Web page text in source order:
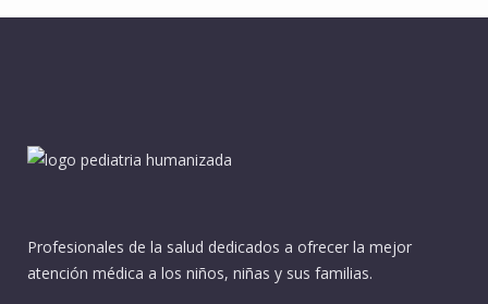
Profesionales de la salud dedicados a ofrecer la mejor
atención médica a los niños, niñas y sus familias.